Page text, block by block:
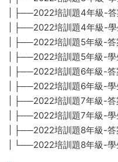
| ├──2022培訓題4年級-答
| ├──2022培訓題4年級-
| ├──2022培訓題5年級-
| ├──2022培訓題5年級-
| ├──2022培訓題6年級-
| ├──2022培訓題6年級-
| ├──2022培訓題7年級-
| ├──2022培訓題7年級-
| ├──2022培訓題8年級-
| └──2022培訓題8年級-